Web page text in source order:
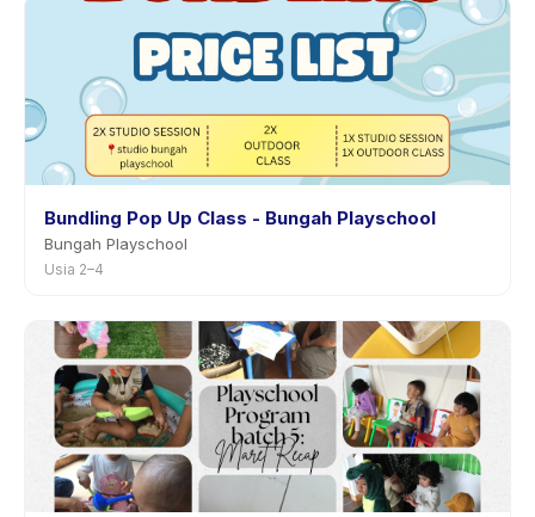
pemberitahuan sebelumnya.
Bundling Pop Up Class - Bungah Playschool
Bungah Playschool
Usia 2–4